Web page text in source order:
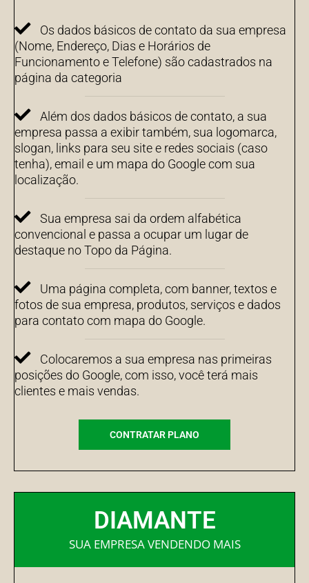
Os dados básicos de contato da sua empresa
(Nome, Endereço, Dias e Horários de
Funcionamento e Telefone) são cadastrados na
página da categoria
Além dos dados básicos de contato, a sua
empresa passa a exibir também, sua logomarca,
slogan, links para seu site e redes sociais (caso
tenha), email e um mapa do Google com sua
localização.
Sua empresa sai da ordem alfabética
convencional e passa a ocupar um lugar de
destaque no Topo da Página.
Uma página completa, com banner, textos e
fotos de sua empresa, produtos, serviços e dados
para contato com mapa do Google.
Colocaremos a sua empresa nas primeiras
posições do Google, com isso, você terá mais
clientes e mais vendas.
CONTRATAR PLANO
DIAMANTE
SUA EMPRESA VENDENDO MAIS